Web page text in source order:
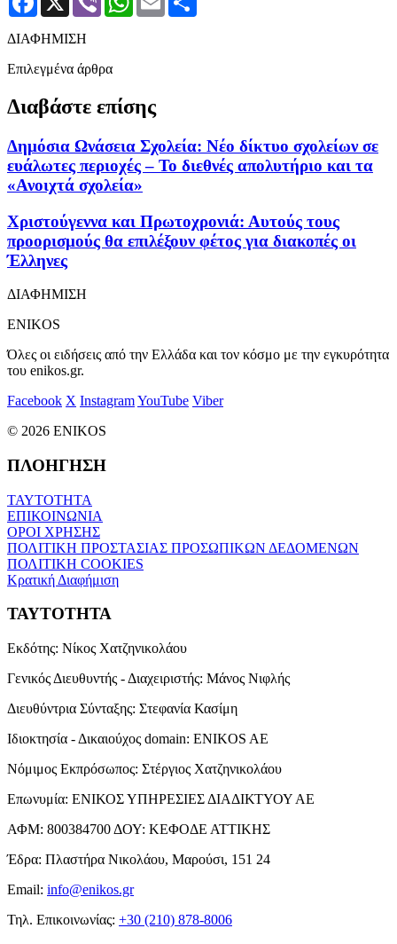
ΔΙΑΦΗΜΙΣΗ
Επιλεγμένα άρθρα
Διαβάστε επίσης
Δημόσια Ωνάσεια Σχολεία: Νέο δίκτυο σχολείων σε
ευάλωτες περιοχές – Το διεθνές απολυτήριο και τα
«Ανοιχτά σχολεία»
Χριστούγεννα και Πρωτοχρονιά: Αυτούς τους
προορισμούς θα επιλέξουν φέτος για διακοπές οι
Έλληνες
ΔΙΑΦΗΜΙΣΗ
ENIKOS
Όλες οι ειδήσεις από την Ελλάδα και τον κόσμο με την εγκυρότητα
του enikos.gr.
Facebook X InstagramYouTube Viber
© 2026 ENIKOS
ΠΛΟΗΓΗΣΗ
ΤΑΥΤΟΤΗΤΑ
ΕΠΙΚΟΙΝΩΝΙΑ
ΟΡΟΙ ΧΡΗΣΗΣ
ΠΟΛΙΤΙΚΗ ΠΡΟΣΤΑΣΙΑΣ ΠΡΟΣΩΠΙΚΩΝ ΔΕΔΟΜΕΝΩΝ
ΠΟΛΙΤΙΚΗ COOKIES
Κρατική Διαφήμιση
ΤΑΥΤΟΤΗΤΑ
Εκδότης: Νίκος Χατζηνικολάου
Γενικός Διευθυντής - Διαχειριστής: Μάνος Νιφλής
Διευθύντρια Σύνταξης: Στεφανία Κασίμη
Ιδιοκτησία - Δικαιούχος domain: ENIKOS AE
Νόμιμος Εκπρόσωπος: Στέργιος Χατζηνικολάου
Επωνυμία: ΕΝΙΚΟΣ ΥΠΗΡΕΣΙΕΣ ΔΙΑΔΙΚΤΥΟΥ ΑΕ
ΑΦΜ: 800384700 ΔΟΥ: ΚΕΦΟΔΕ ΑΤΤΙΚΗΣ
Έδρα: Πλαστήρα Νικολάου, Μαρούσι, 151 24
Email: info@enikos.gr
Τηλ. Επικοινωνίας: +30 (210) 878-8006